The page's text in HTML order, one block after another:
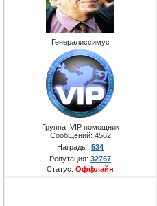
Генералиссимус
Группа: VIP помощник
Сообщений: 4562
Награды: 534
Репутация: 32767
Статус: Оффлайн